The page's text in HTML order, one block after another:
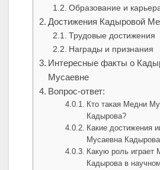
Образование и
Достижения Кадыровой
Трудовые достижения
Награды и признания
Интересные факты о
Мусаевне
Вопрос-ответ:
Кто такая Медни
Кадырова?
Какие достижения
Мусаевна
Какую роль играет
Кадырова в